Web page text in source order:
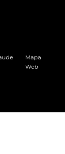
Mapa
Web